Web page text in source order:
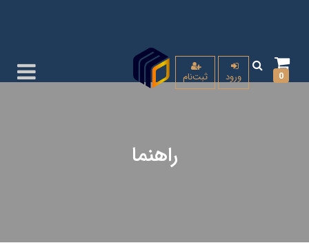
0 ورود ثبت‌نام
راهنما